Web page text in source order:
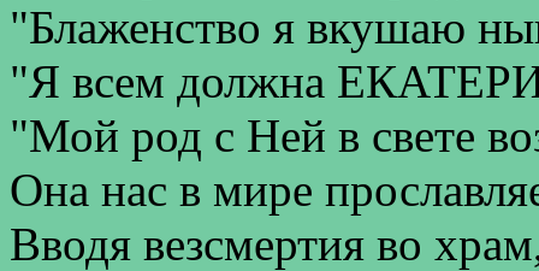
"Блаженство я вкушаю
"Я всем должна
"Мой род с Ней в свете
Она нас в мире
Вводя везсмертия во